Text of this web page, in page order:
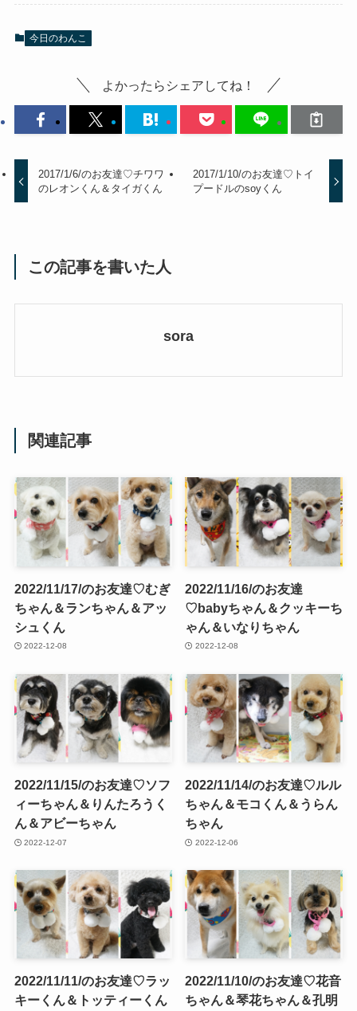
今日のわんこ
よかったらシェアしてね！
2017/1/6/のお友達♡チワワ
のレオンくん＆タイガくん
2017/1/10/のお友達♡トイ
プードルのsoyくん
この記事を書いた人
sora
関連記事
2022/11/17/のお友達♡むぎ
ちゃん＆ランちゃん＆アッ
シュくん
2022-12-08
2022/11/16/のお友達
♡babyちゃん＆クッキーち
ゃん＆いなりちゃん
2022-12-08
2022/11/15/のお友達♡ソフ
ィーちゃん＆りんたろうく
ん＆アビーちゃん
2022-12-07
2022/11/14/のお友達♡ルル
ちゃん＆モコくん＆うらん
ちゃん
2022-12-06
2022/11/11/のお友達♡ラッ
キーくん＆トッティーくん
2022/11/10/のお友達♡花音
ちゃん＆琴花ちゃん＆孔明